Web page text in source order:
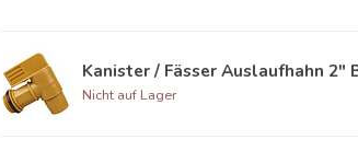
Kanister / Fässer Auslaufhahn 2"
Nicht auf Lager